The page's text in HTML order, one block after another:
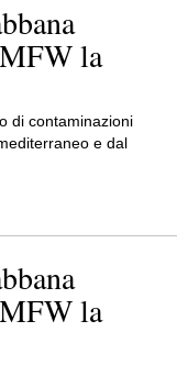
la
di contaminazioni
e dal
la